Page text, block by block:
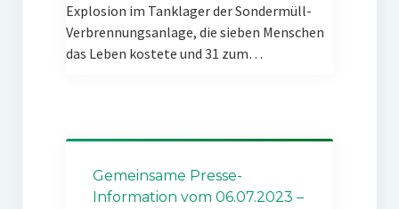
Explosion im Tanklager der Sondermüll-
Verbrennungsanlage, die sieben Menschen
das Leben kostete und 31 zum…
Gemeinsame Presse-
Information vom 06.07.2023 –